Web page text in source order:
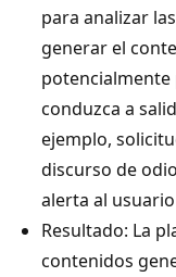
para analizar
generar el
conduzca a
ejemplo,
discurso de
alerta al
Resultado: La
contenidos